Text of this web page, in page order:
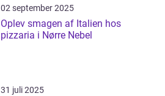
02 september 2025
Oplev smagen af Italien hos
pizzaria i Nørre Nebel
31 juli 2025